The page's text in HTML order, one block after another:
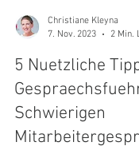
Christiane Kleyna
2 Min.
5 Nuetzliche